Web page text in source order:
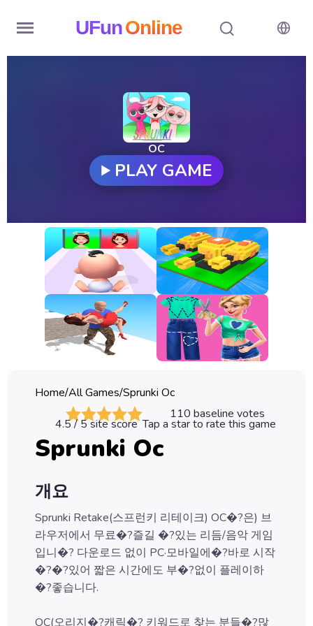
UFunOnline
New
Games
All
Games
Classic
Sprunki
Games
Car
Games
Games
Puzzle
Games
OC
PLAY GAME
Home/All Games/Sprunki Oc
110 baseline votes
4.5/ 5 site score Tap a star to rate this game
Sprunki Oc
개요
Sprunki Retake(스프런키 리테이크) OC�?은) 브
라우저에서 무료�?즐길 �?있는 리듬/음악 게임
입니�? 다운로드 없이 PC·모바일에�?바로 시작
�?�?있어 짧은 시간에도 부�?없이 플레이하
�?좋습니다.
OC(오리지�?캐릭�? 키워드로 찾는 분들�?많